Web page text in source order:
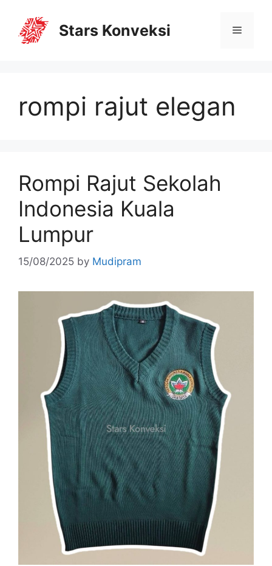
Stars Konveksi
rompi rajut elegan
Rompi Rajut Sekolah
Indonesia Kuala
Lumpur
15/08/2025 by Mudipram